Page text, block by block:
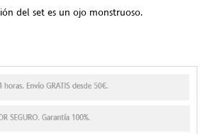
del set es un ojo monstruoso.